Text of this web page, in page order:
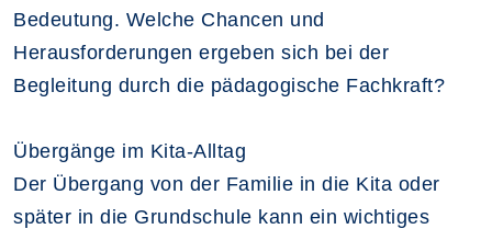
Bedeutung. Welche Chancen und
Herausforderungen ergeben sich bei der
Begleitung durch die pädagogische Fachkraft?
Übergänge im Kita-Alltag
Der Übergang von der Familie in die Kita oder
später in die Grundschule kann ein wichtiges